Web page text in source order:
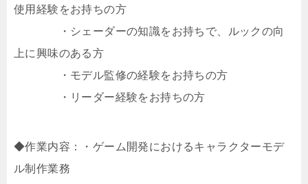
使用経験をお持ちの方
・シェーダーの知識をお持ちで、ルックの向
上に興味のある方
・モデル監修の経験をお持ちの方
・リーダー経験をお持ちの方
◆作業内容：・ゲーム開発におけるキャラクターモデ
ル制作業務